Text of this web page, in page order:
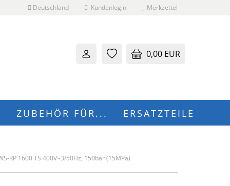
Deutschland Kundenlogin
vergessen?
Merkzettel
0,00 EUR
ZUBEHÖR FÜR... ERSATZTEILE
RP 1600 TS 400V~3/50Hz, 150bar (15MPa)